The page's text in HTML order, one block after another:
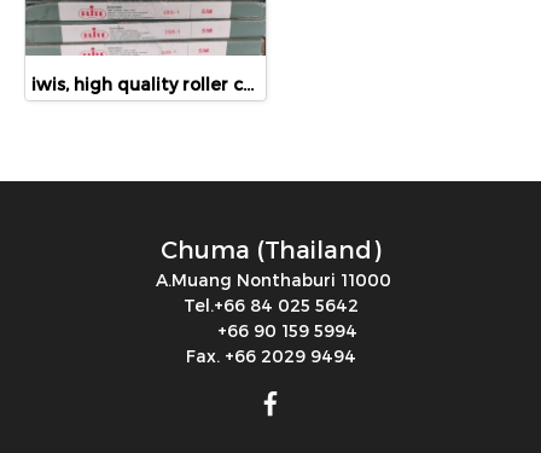
iwis, high quality roller chain, chain, 08B-1, 40008517
Chuma (Thailand)
A.Muang Nonthaburi 11000
Tel.+66 84 025 5642
+66 90 159 5994
Fax. +66 2029 9494